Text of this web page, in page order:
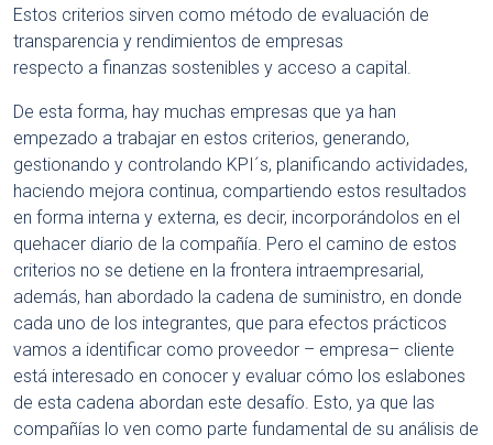
Estos criterios sirven como método de evaluación de
transparencia y rendimientos de empresas
respecto a finanzas sostenibles y acceso a capital.
De esta forma, hay muchas empresas que ya han
empezado a trabajar en estos criterios, generando,
gestionando y controlando KPI´s, planificando actividades,
haciendo mejora continua, compartiendo estos resultados
en forma interna y externa, es decir, incorporándolos en el
quehacer diario de la compañía. Pero el camino de estos
criterios no se detiene en la frontera intraempresarial,
además, han abordado la cadena de suministro, en donde
cada uno de los integrantes, que para efectos prácticos
vamos a identificar como proveedor – empresa– cliente
está interesado en conocer y evaluar cómo los eslabones
de esta cadena abordan este desafío. Esto, ya que las
compañías lo ven como parte fundamental de su análisis de